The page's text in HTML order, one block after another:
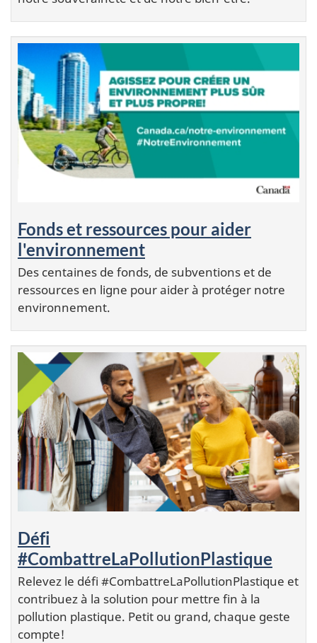
Fonds et ressources pour aider
l'environnement
Des centaines de fonds, de subventions et de
ressources en ligne pour aider à protéger notre
environnement.
Défi
#CombattreLaPollutionPlastique
Relevez le défi #CombattreLaPollutionPlastique et
contribuez à la solution pour mettre fin à la
pollution plastique. Petit ou grand, chaque geste
compte!